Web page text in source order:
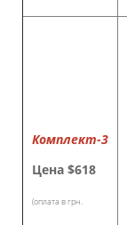
Комплект-3
Цена $618
(оплата в грн.